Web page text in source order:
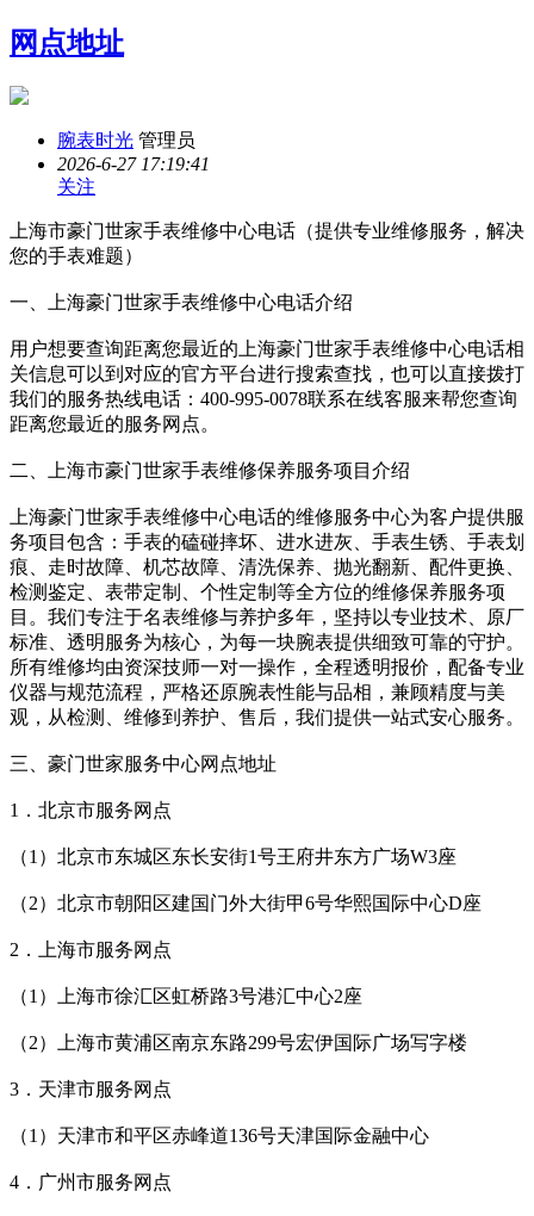
网点地址
腕表时光 管理员
2026-6-27 17:19:41
关注
上海市豪门世家手表维修中心电话（提供专业维修服务，解决
您的手表难题）
一、上海豪门世家手表维修中心电话介绍
用户想要查询距离您最近的上海豪门世家手表维修中心电话相
关信息可以到对应的官方平台进行搜索查找，也可以直接拨打
我们的服务热线电话：400-995-0078联系在线客服来帮您查询
距离您最近的服务网点。
二、上海市豪门世家手表维修保养服务项目介绍
上海豪门世家手表维修中心电话的维修服务中心为客户提供服
务项目包含：手表的磕碰摔坏、进水进灰、手表生锈、手表划
痕、走时故障、机芯故障、清洗保养、抛光翻新、配件更换、
检测鉴定、表带定制、个性定制等全方位的维修保养服务项
目。我们专注于名表维修与养护多年，坚持以专业技术、原厂
标准、透明服务为核心，为每一块腕表提供细致可靠的守护。
所有维修均由资深技师一对一操作，全程透明报价，配备专业
仪器与规范流程，严格还原腕表性能与品相，兼顾精度与美
观，从检测、维修到养护、售后，我们提供一站式安心服务。
三、豪门世家服务中心网点地址
1．北京市服务网点
（1）北京市东城区东长安街1号王府井东方广场W3座
（2）北京市朝阳区建国门外大街甲6号华熙国际中心D座
2．上海市服务网点
（1）上海市徐汇区虹桥路3号港汇中心2座
（2）上海市黄浦区南京东路299号宏伊国际广场写字楼
3．天津市服务网点
（1）天津市和平区赤峰道136号天津国际金融中心
4．广州市服务网点